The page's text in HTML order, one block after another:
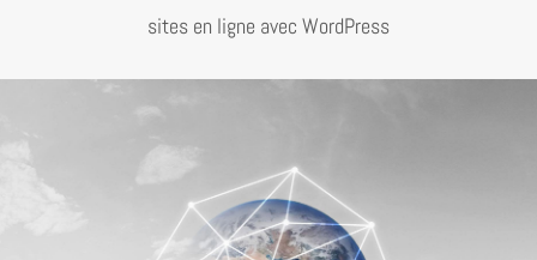
sites en ligne avec WordPress